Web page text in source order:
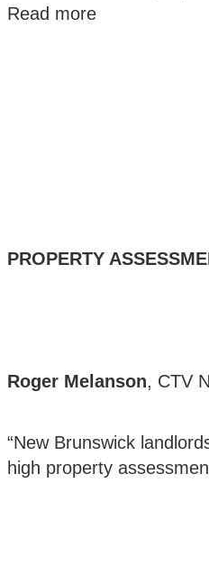
Read more
PROPERTY
Roger Melanson, CTV
“New Brunswick
high property